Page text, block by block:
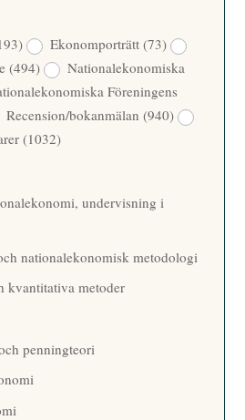
Ekonomporträtt(73)
(494)
Nationalekonomiska
Föreningens
Recension/bokanmälan(940)
(1032)
undervisning i
nationalekonomisk metodologi
kvantitativa metoder
penningteori